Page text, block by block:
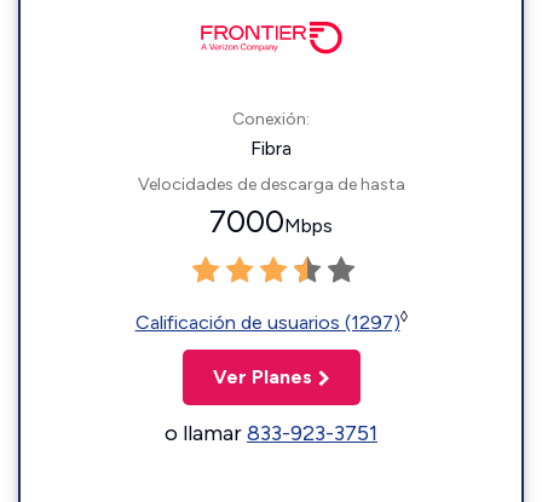
Conexión:
Fibra
Velocidades de descarga de hasta
7000Mbps
Calificación de usuarios (1297)◊
Ver Planes
o llamar833-923-3751